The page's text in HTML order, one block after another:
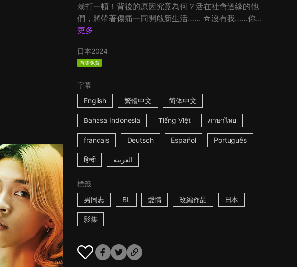
暴打一頓！背後的原因究竟為何？活在社會邊緣的他
們，將帶著傷痛一同開啟新生活…… ☆沒有我……你...
更多
日本2024
首集免費
字幕
English
繁體中文 简体中文
Bahasa Indonesia Tiếng Việt ภาษาไทย
français Deutsch Español Português
हिन्दी العربية
標籤
男同志
BL 愛情 改編作品 日本
影集